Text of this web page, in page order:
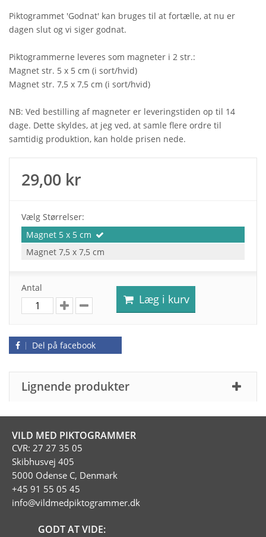
Piktogrammet 'Godnat' kan bruges til at fortælle, at nu er
dagen slut og vi siger godnat.
Piktogrammerne leveres som magneter i 2 str.:
Magnet str. 5 x 5 cm (i sort/hvid)
Magnet str. 7,5 x 7,5 cm (i sort/hvid)
NB: Ved bestilling af magneter er leveringstiden op til 14
dage. Dette skyldes, at jeg ved, at samle flere ordre til
samtidig produktion, kan holde prisen nede.
29,00 kr
Vælg Størrelser:
Magnet 5 x 5 cm
Magnet 7,5 x 7,5 cm
Antal
Læg i kurv
Del på facebook
Lignende produkter
VILD MED PIKTOGRAMMER
CVR: 27 27 35 05
Skibhusvej 405
5000 Odense C, Denmark
+45 91 55 05 45
info@vildmedpiktogrammer.dk
GODT AT VIDE: